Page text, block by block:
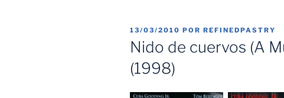
PUBLICADO
EL
13/03/2010 POR REFINEDPASTRY
Nido de cuervos (A
(1998)